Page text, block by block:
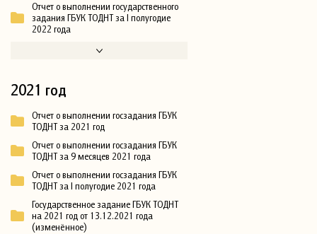
Отчет о выполнении государственного
задания ГБУК ТОДНТ за I полугодие
2022 года
2021 год
Отчет о выполнении госзадания ГБУК
ТОДНТ за 2021 год
Отчет о выполнении госзадания ГБУК
ТОДНТ за 9 месяцев 2021 года
Отчет о выполнении госзадания ГБУК
ТОДНТ за I полугодие 2021 года
Государственное задание ГБУК ТОДНТ
на 2021 год от 13.12.2021 года
(изменённое)